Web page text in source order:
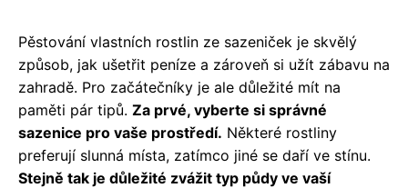
Pěstování vlastních rostlin ze sazeniček je skvělý
způsob, jak ušetřit peníze a zároveň si užít zábavu na
zahradě. Pro začátečníky je ale důležité mít na
paměti pár tipů. Za prvé, vyberte si správné
sazenice pro vaše prostředí. Některé rostliny
preferují slunná místa, zatímco jiné se daří ve stínu.
Stejně tak je důležité zvážit typ půdy ve vaší